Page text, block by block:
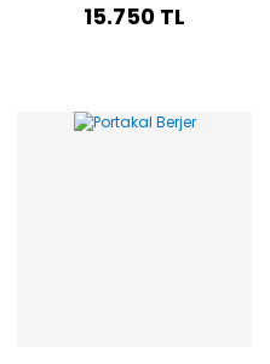
15.750 TL